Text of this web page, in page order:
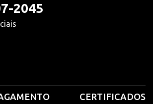
2045
CERTIFICADOS